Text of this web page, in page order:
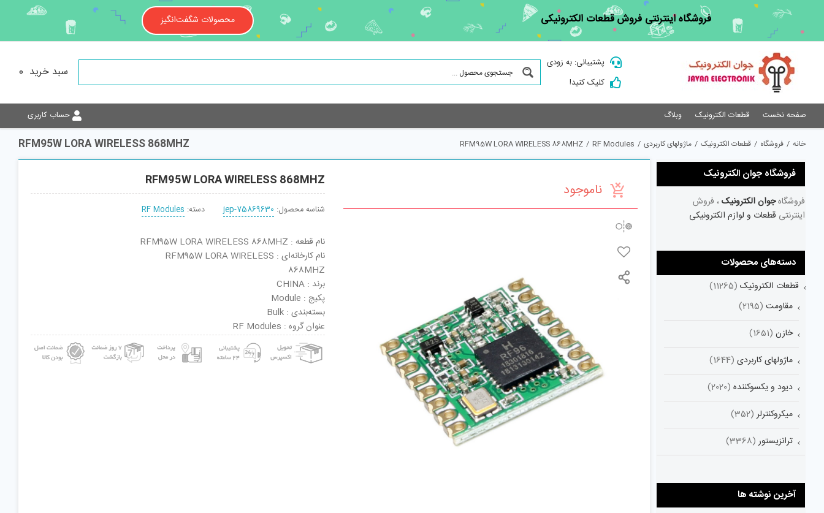
content
فروشگاه اینترنتی فروش قطعات الکترونیکی محصولات شگفت‌انگیز
پشتیبانی: به زودی
کلیک کنید!
سبد خرید 0
صفحه نخست قطعات الکترونیک وبلاگ حساب کاربری
RFM95W LORA WIRELESS 868MHZ خانه / فروشگاه / قطعات الکترونیک / ماژولهای کاربردی /
RF Modules
/
RFM95W LORA WIRELESS 868MHZ
ناموجود RFM95W LORA WIRELESS 868MHZ
شناسه محصول: jep-75869630 دسته: RF Modules
نام قطعه : RFM95W LORA WIRELESS 868MHZ
نام کارخانه‌ای : RFM95W LORA WIRELESS
868MHZ
برند : CHINA
پکیج : Module
بسته‌بندی : Bulk
عنوان گروه : RF Modules
فروشگاه جوان الکترونیک
فروشگاهجوان الکترونیک ، فروش
اینترنتی قطعات و لوازم الکترونیکی
دسته‌های محصولات
قطعات الکترونیک (11265)
مقاومت (2195)
خازن (1651)
ماژولهای کاربردی (1644)
دیود و یکسوکننده (2020)
میکروکنترلر (352)
ترانزیستور (3368)
آخرین نوشته ها